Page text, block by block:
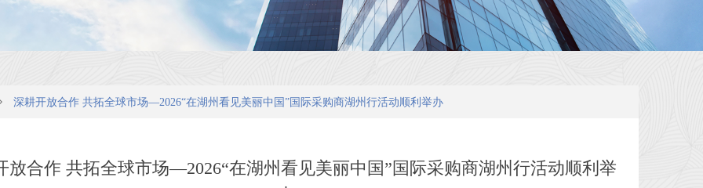
放合作 共拓全球市场—2026“在湖州看见美丽中国”国际采购商湖州行活动顺利举
深耕开放合作 共拓全球市场—2026“在湖州看见美丽中国”国际采购商湖州行活动顺利举办